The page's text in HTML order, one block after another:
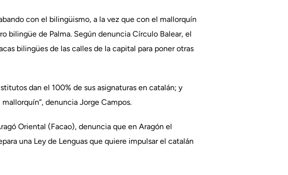
con el bilingüismo, a la vez que con el mallorquín
bilingüe de Palma. Según denuncia Círculo Balear, el
bilingües de las calles de la capital para poner otras
dan el 100% de sus asignaturas en catalán; y
denuncia Jorge Campos.
Oriental (Facao), denuncia que en Aragón el
una Ley de Lenguas que quiere impulsar el catalán